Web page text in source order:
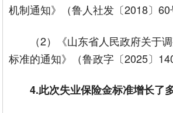
机制通知》（鲁人社发〔2018〕60
（2）《山东省人民政府关于
标准的通知》（鲁政字〔2025〕
4.此次失业保险金标准增长了